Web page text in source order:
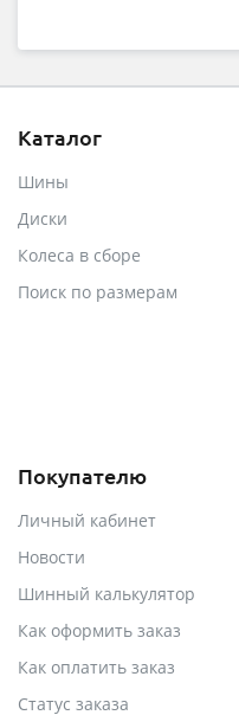
Каталог
Шины
Диски
Колеса в сборе
Поиск по размерам
Покупателю
Личный кабинет
Новости
Шинный калькулятор
Как оформить заказ
Как оплатить заказ
Статус заказа